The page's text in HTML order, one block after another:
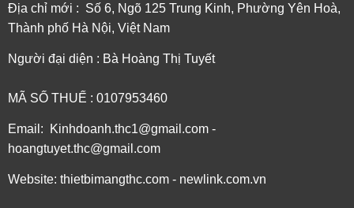
Địa chỉ mới : Số 6, Ngõ 125 Trung Kinh, Phường Yên Hoà,
Thành phố Hà Nội, Việt Nam
Người đại diện : Bà Hoàng Thị Tuyết
MÃ SỐ THUẾ : 0107953460
Email: Kinhdoanh.thc1@gmail.com -
hoangtuyet.thc@gmail.com
Website: thietbimangthc.com - newlink.com.vn